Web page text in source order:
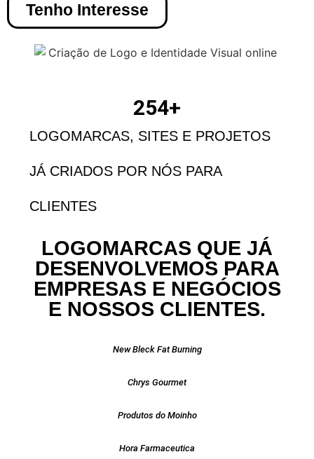
Tenho Interesse
LOGOMARCAS, SITES E PROJETOS
JÁ CRIADOS POR NÓS PARA
CLIENTES
254+
LOGOMARCAS QUE JÁ
DESENVOLVEMOS PARA
EMPRESAS E NEGÓCIOS
E NOSSOS CLIENTES.
New Bleck Fat Burning
Chrys Gourmet
Produtos do Moinho
Hora Farmaceutica